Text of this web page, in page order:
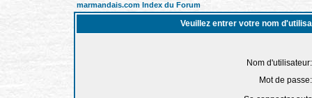
marmandais.com Index du Forum
Veuillez entrer votre nom
Nom d'utilisateur:
Mot de passe: